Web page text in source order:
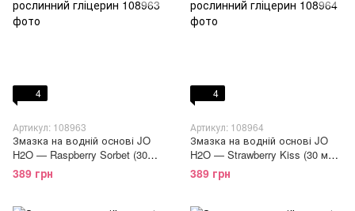
4
Артикул: 108963
Змазка на водній основі JO
H2O — Raspberry Sorbet (30
мл) без цукру, рослинний
гліцерин
389 грн
4
Артикул: 108964
Змазка на водній основі JO
H2O — Strawberry Kiss (30 мл)
без цукру, рослинний гліцерин
389 грн